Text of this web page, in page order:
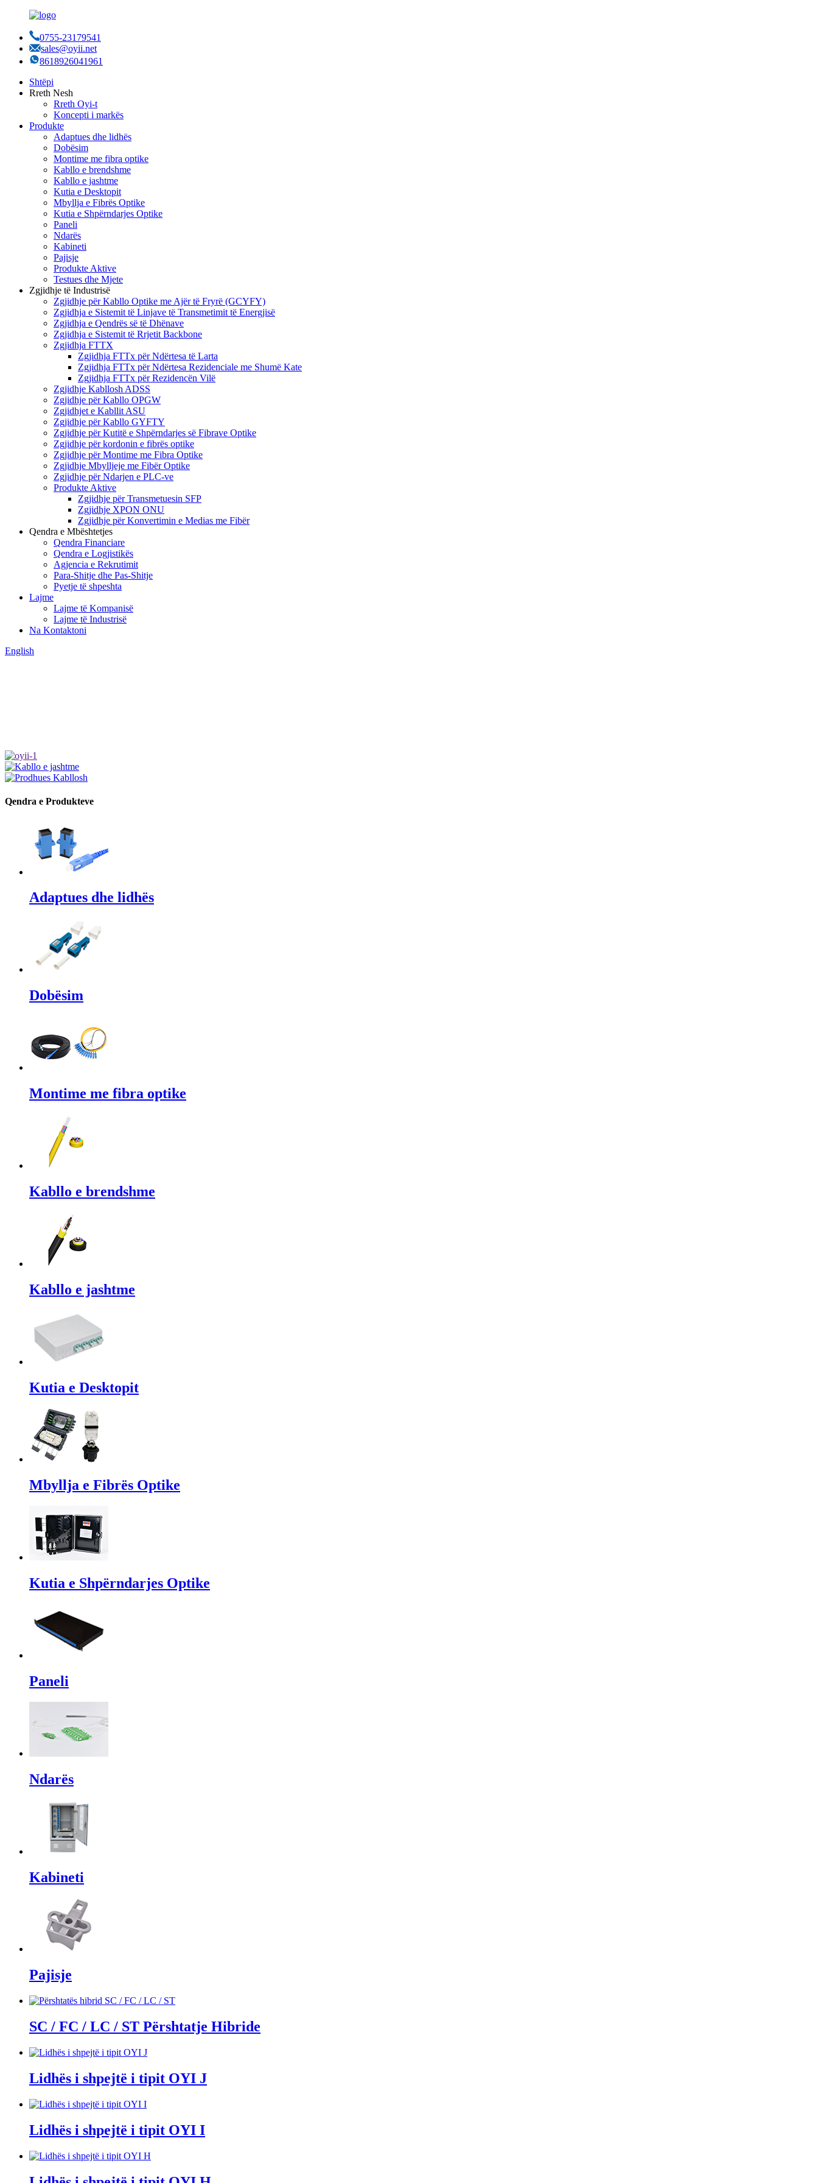
0755-23179541
sales@oyii.net
8618926041961
Shtëpi
Rreth Nesh
Rreth Oyi-t
Koncepti i markës
Produkte
Adaptues dhe lidhës
Dobësim
Montime me fibra optike
Kabllo e brendshme
Kabllo e jashtme
Kutia e Desktopit
Mbyllja e Fibrës Optike
Kutia e Shpërndarjes Optike
Paneli
Ndarës
Kabineti
Pajisje
Produkte Aktive
Testues dhe Mjete
Zgjidhje të Industrisë
Zgjidhje për Kabllo Optike me Ajër të Fryrë (GCYFY)
Zgjidhja e Sistemit të Linjave të Transmetimit të Energjisë
Zgjidhja e Qendrës së të Dhënave
Zgjidhja e Sistemit të Rrjetit Backbone
Zgjidhja FTTX
Zgjidhja FTTx për Ndërtesa të Larta
Zgjidhja FTTx për Ndërtesa Rezidenciale me Shumë Kate
Zgjidhja FTTx për Rezidencën Vilë
Zgjidhje Kabllosh ADSS
Zgjidhje për Kabllo OPGW
Zgjidhjet e Kabllit ASU
Zgjidhje për Kabllo GYFTY
Zgjidhje për Kutitë e Shpërndarjes së Fibrave Optike
Zgjidhje për kordonin e fibrës optike
Zgjidhje për Montime me Fibra Optike
Zgjidhje Mbylljeje me Fibër Optike
Zgjidhje për Ndarjen e PLC-ve
Produkte Aktive
Zgjidhje për Transmetuesin SFP
Zgjidhje XPON ONU
Zgjidhje për Konvertimin e Medias me Fibër
Qendra e Mbështetjes
Qendra Financiare
Qendra e Logjistikës
Agjencia e Rekrutimit
Para-Shitje dhe Pas-Shitje
Pyetje të shpeshta
Lajme
Lajme të Kompanisë
Lajme të Industrisë
Na Kontaktoni
English
Qendra e Produkteve
Adaptues dhe lidhës
Dobësim
Montime me fibra optike
Kabllo e brendshme
Kabllo e jashtme
Kutia e Desktopit
Mbyllja e Fibrës Optike
Kutia e Shpërndarjes Optike
Paneli
Ndarës
Kabineti
Pajisje
SC / FC / LC / ST Përshtatje Hibride
Lidhës i shpejtë i tipit OYI J
Lidhës i shpejtë i tipit OYI I